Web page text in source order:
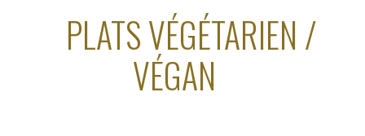
PLATS VÉGÉTARIEN /
VÉGAN